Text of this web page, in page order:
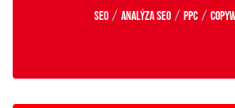
SEO / Analýza SEO / PPC /